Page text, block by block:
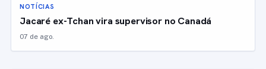
NOTÍCIAS
Jacaré ex-Tchan vira supervisor no Canadá
07 de ago.